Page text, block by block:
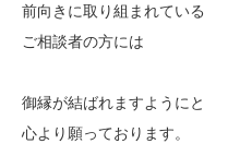
前向きに取り組まれている
ご相談者の方には
御縁が結ばれますようにと
心より願っております。